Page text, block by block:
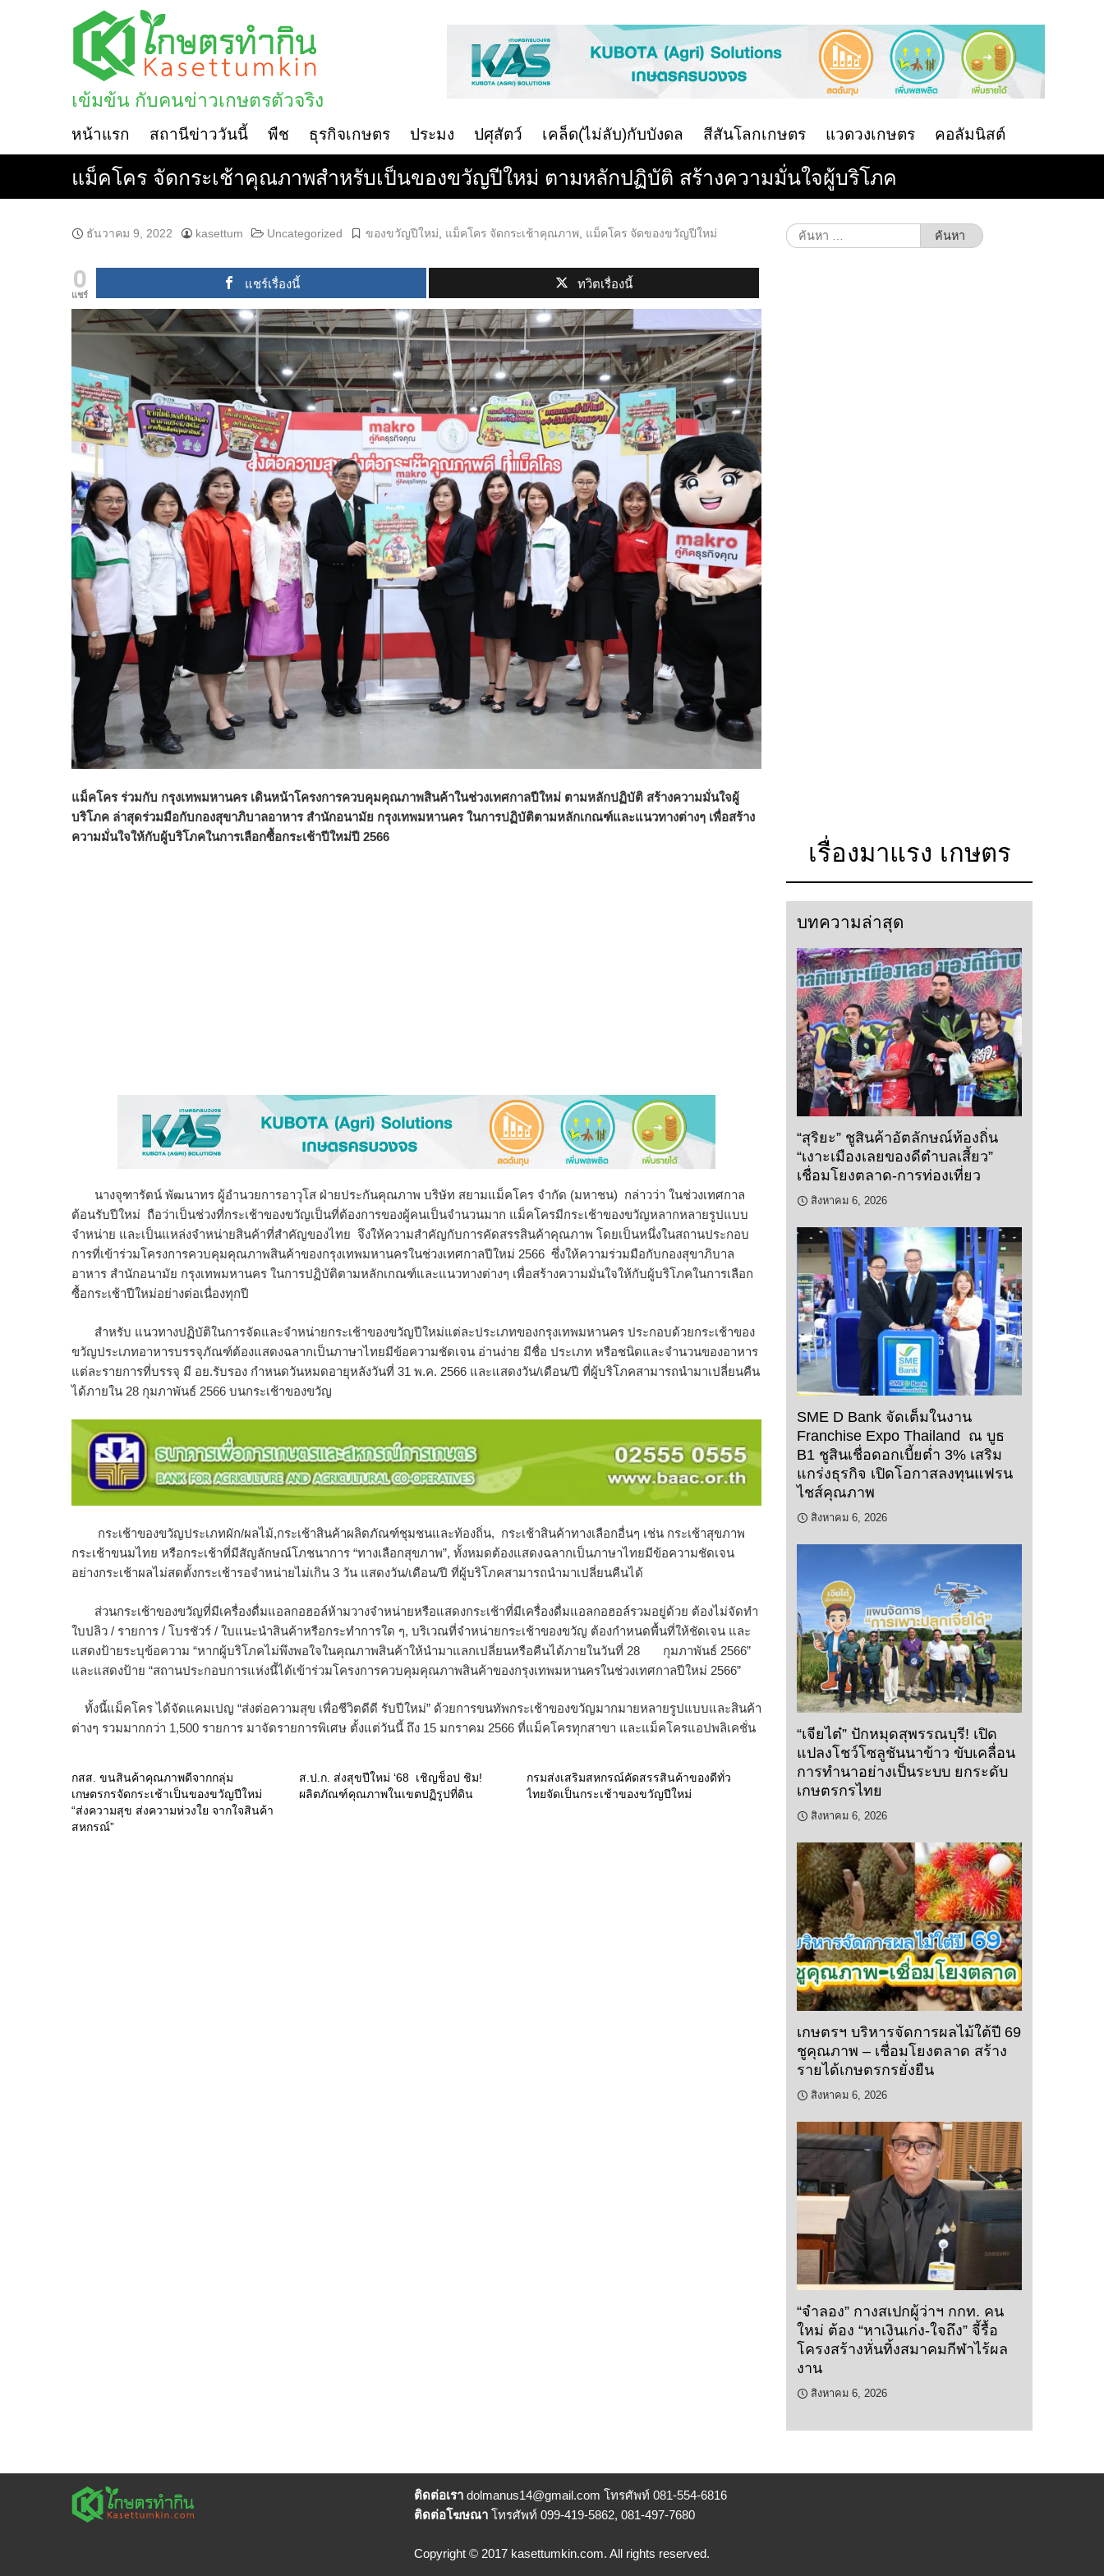
เข้มข้น กับคนข่าวเกษตรตัวจริง
หน้าแรก สถานีข่าววันนี้ พืช ธุรกิจเกษตร ประมง ปศุสัตว์ เคล็ด(ไม่ลับ)กับบังดล สีสันโลกเกษตร แวดวงเกษตร คอลัมนิสต์
แม็คโคร จัดกระเช้าคุณภาพสำหรับเป็นของขวัญปีใหม่ ตามหลักปฏิบัติ สร้างความมั่นใจผู้บริโภค
ธันวาคม 9, 2022 kasettum Uncategorized ของขวัญปีใหม่ แม็คโคร จัดกระเช้าคุณภาพ แม็คโคร จัดของขวัญปีใหม่
0
แชร์
แชร์เรื่องนี้ ทวิตเรื่องนี้
แม็คโคร ร่วมกับ กรุงเทพมหานคร เดินหน้าโครงการควบคุมคุณภาพสินค้าในช่วงเทศกาลปีใหม่ ตามหลักปฏิบัติ สร้างความมั่นใจผู้
บริโภค ล่าสุดร่วมมือกับกองสุขาภิบาลอาหาร สำนักอนามัย กรุงเทพมหานคร ในการปฏิบัติตามหลักเกณฑ์และแนวทางต่างๆ เพื่อสร้าง
ความมั่นใจให้กับผู้บริโภคในการเลือกซื้อกระเช้าปีใหม่ปี 2566
นางจุฑารัตน์ พัฒนาทร ผู้อำนวยการอาวุโส ฝ่ายประกันคุณภาพ บริษัท สยามแม็คโคร จำกัด (มหาชน) กล่าวว่า ในช่วงเทศกาล
ต้อนรับปีใหม่ ถือว่าเป็นช่วงที่กระเช้าของขวัญเป็นที่ต้องการของผู้คนเป็นจำนวนมาก แม็คโครมีกระเช้าของขวัญหลากหลายรูปแบบ
จำหน่าย และเป็นแหล่งจำหน่ายสินค้าที่สำคัญของไทย จึงให้ความสำคัญกับการคัดสรรสินค้าคุณภาพ โดยเป็นหนึ่งในสถานประกอบ
การที่เข้าร่วมโครงการควบคุมคุณภาพสินค้าของกรุงเทพมหานครในช่วงเทศกาลปีใหม่ 2566 ซึ่งให้ความร่วมมือกับกองสุขาภิบาล
อาหาร สำนักอนามัย กรุงเทพมหานคร ในการปฏิบัติตามหลักเกณฑ์และแนวทางต่างๆ เพื่อสร้างความมั่นใจให้กับผู้บริโภคในการเลือก
ซื้อกระเช้าปีใหม่อย่างต่อเนื่องทุกปี
สำหรับ แนวทางปฏิบัติในการจัดและจำหน่ายกระเช้าของขวัญปีใหม่แต่ละประเภทของกรุงเทพมหานคร ประกอบด้วยกระเช้าของ
ขวัญประเภทอาหารบรรจุภัณฑ์ต้องแสดงฉลากเป็นภาษาไทยมีข้อความชัดเจน อ่านง่าย มีชื่อ ประเภท หรือชนิดและจำนวนของอาหาร
แต่ละรายการที่บรรจุ มี อย.รับรอง กำหนดวันหมดอายุหลังวันที่ 31 พ.ค. 2566 และแสดงวัน/เดือน/ปี ที่ผู้บริโภคสามารถนำมาเปลี่ยนคืน
ได้ภายใน 28 กุมภาพันธ์ 2566 บนกระเช้าของขวัญ
กระเช้าของขวัญประเภทผัก/ผลไม้,กระเช้าสินค้าผลิตภัณฑ์ชุมชนและท้องถิ่น, กระเช้าสินค้าทางเลือกอื่นๆ เช่น กระเช้าสุขภาพ
กระเช้าขนมไทย หรือกระเช้าที่มีสัญลักษณ์โภชนาการ “ทางเลือกสุขภาพ”, ทั้งหมดต้องแสดงฉลากเป็นภาษาไทยมีข้อความชัดเจน
อย่างกระเช้าผลไม่สดตั้งกระเช้ารอจำหน่ายไม่เกิน 3 วัน แสดงวัน/เดือน/ปี ที่ผู้บริโภคสามารถนำมาเปลี่ยนคืนได้
ส่วนกระเช้าของขวัญที่มีเครื่องดื่มแอลกอฮอล์ห้ามวางจำหน่ายหรือแสดงกระเช้าที่มีเครื่องดื่มแอลกอฮอล์รวมอยู่ด้วย ต้องไม่จัดทำ
ใบปลิว / รายการ / โบรชัวร์ / ใบแนะนำสินค้าหรือกระทำการใด ๆ, บริเวณที่จำหน่ายกระเช้าของขวัญ ต้องกำหนดพื้นที่ให้ชัดเจน และ
แสดงป้ายระบุข้อความ “หากผู้บริโภคไม่พึงพอใจในคุณภาพสินค้าให้นำมาแลกเปลี่ยนหรือคืนได้ภายในวันที่ 28 กุมภาพันธ์ 2566”
และแสดงป้าย “สถานประกอบการแห่งนี้ได้เข้าร่วมโครงการควบคุมคุณภาพสินค้าของกรุงเทพมหานครในช่วงเทศกาลปีใหม่ 2566”
ทั้งนี้แม็คโคร ได้จัดแคมเปญ “ส่งต่อความสุข เพื่อชีวิตดีดี รับปีใหม่” ด้วยการขนทัพกระเช้าของขวัญมากมายหลายรูปแบบและสินค้า
ต่างๆ รวมมากกว่า 1,500 รายการ มาจัดรายการพิเศษ ตั้งแต่วันนี้ ถึง 15 มกราคม 2566 ที่แม็คโครทุกสาขา และแม็คโครแอปพลิเคชั่น
กสส. ขนสินค้าคุณภาพดีจากกลุ่ม
เกษตรกรจัดกระเช้าเป็นของขวัญปีใหม่
“ส่งความสุข ส่งความห่วงใย จากใจสินค้า
สหกรณ์”
ส.ป.ก. ส่งสุขปีใหม่ ‘68 เชิญช็อป ชิม!
ผลิตภัณฑ์คุณภาพในเขตปฏิรูปที่ดิน
กรมส่งเสริมสหกรณ์คัดสรรสินค้าของดีทั่ว
ไทยจัดเป็นกระเช้าของขวัญปีใหม่
ค้นหา
สำหรับ:
เรื่องมาแรง เกษตร
บทความล่าสุด
“สุริยะ” ชูสินค้าอัตลักษณ์ท้องถิ่น
“เงาะเมืองเลยของดีตำบลเสี้ยว”
เชื่อมโยงตลาด-การท่องเที่ยว
สิงหาคม 6, 2026
SME D Bank จัดเต็มในงาน
Franchise Expo Thailand ณ บูธ
B1 ชูสินเชื่อดอกเบี้ยต่ำ 3% เสริม
แกร่งธุรกิจ เปิดโอกาสลงทุนแฟรน
ไชส์คุณภาพ
สิงหาคม 6, 2026
“เจียไต๋” ปักหมุดสุพรรณบุรี! เปิด
แปลงโชว์โซลูชันนาข้าว ขับเคลื่อน
การทำนาอย่างเป็นระบบ ยกระดับ
เกษตรกรไทย
สิงหาคม 6, 2026
เกษตรฯ บริหารจัดการผลไม้ใต้ปี 69
ชูคุณภาพ – เชื่อมโยงตลาด สร้าง
รายได้เกษตรกรยั่งยืน
สิงหาคม 6, 2026
“จำลอง” กางสเปกผู้ว่าฯ กกท. คน
ใหม่ ต้อง “หาเงินเก่ง-ใจถึง” จี้รื้อ
โครงสร้างหั่นทิ้งสมาคมกีฬาไร้ผล
งาน
สิงหาคม 6, 2026
ติดต่อเรา dolmanus14@gmail.com โทรศัพท์ 081-554-6816
ติดต่อโฆษณา โทรศัพท์ 099-419-5862, 081-497-7680
Copyright © 2017 kasettumkin.com. All rights reserved.